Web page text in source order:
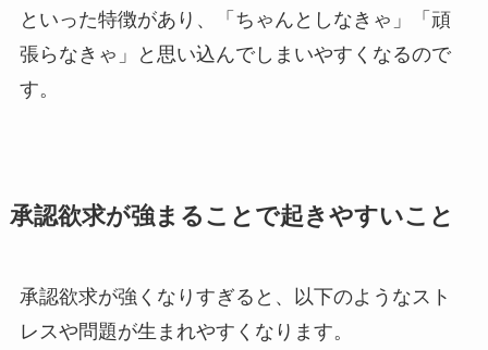
といった特徴があり、「ちゃんとしなきゃ」「頑
張らなきゃ」と思い込んでしまいやすくなるので
す。
承認欲求が強まることで起きやすいこと
承認欲求が強くなりすぎると、以下のようなスト
レスや問題が生まれやすくなります。